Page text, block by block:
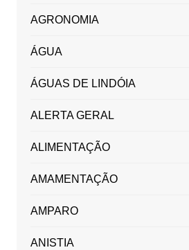
AGRONOMIA
ÁGUA
ÁGUAS DE LINDÓIA
ALERTA GERAL
ALIMENTAÇÃO
AMAMENTAÇÃO
AMPARO
ANISTIA